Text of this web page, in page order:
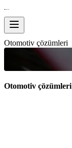
Otomotiv çözümleri
Otomotiv çözümleri